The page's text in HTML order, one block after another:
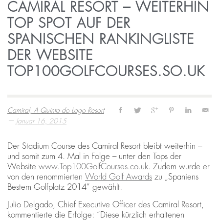
CAMIRAL RESORT – WEITERHIN
TOP SPOT AUF DER
SPANISCHEN RANKINGLISTE
DER WEBSITE
TOP100GOLFCOURSES.SO.UK
Camiral, A Quinta do Lago Resort
— Januar 16, 2015
Der Stadium Course des Camiral Resort bleibt weiterhin –
und somit zum 4. Mal in Folge – unter den Tops der
Website www.Top100GolfCourses.co.uk. Zudem wurde er
von den renommierten World Golf Awards zu „Spaniens
Bestem Golfplatz 2014“ gewählt.
Julio Delgado, Chief Executive Officer des Camiral Resort,
kommentierte die Erfolge: “Diese kürzlich erhaltenen